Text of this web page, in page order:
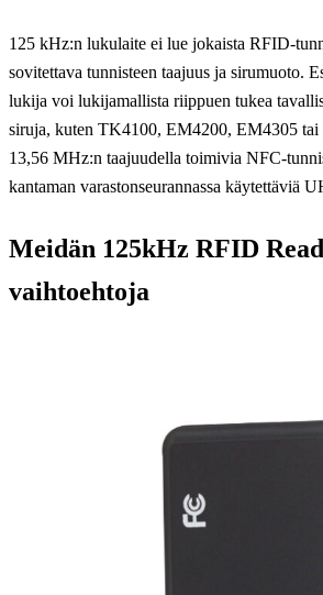
125 kHz:n lukulaite ei lue jokaista RFID-
sovitettava tunnisteen taajuus ja sirumuoto.
lukija voi lukijamallista riippuen tukea
siruja, kuten TK4100, EM4200, EM4305 tai
13,56 MHz:n taajuudella toimivia NFC-
kantaman varastonseurannassa käytettäviä
Meidän 125kHz RFID
vaihtoehtoja